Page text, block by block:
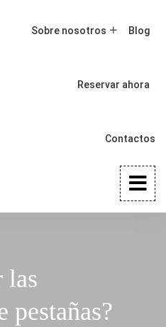
Sobre nosotros Blog
Reservar ahora
Contactos
las
pestañas?